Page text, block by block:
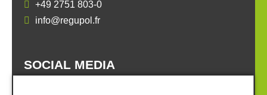
+49 2751 803-0
info@regupol.fr
SOCIAL MEDIA